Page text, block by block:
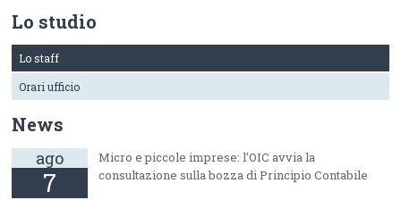
Lo studio
Lo staff
Orari ufficio
News
ago
7
Micro e piccole imprese: l'OIC avvia la
consultazione sulla bozza di Principio Contabile